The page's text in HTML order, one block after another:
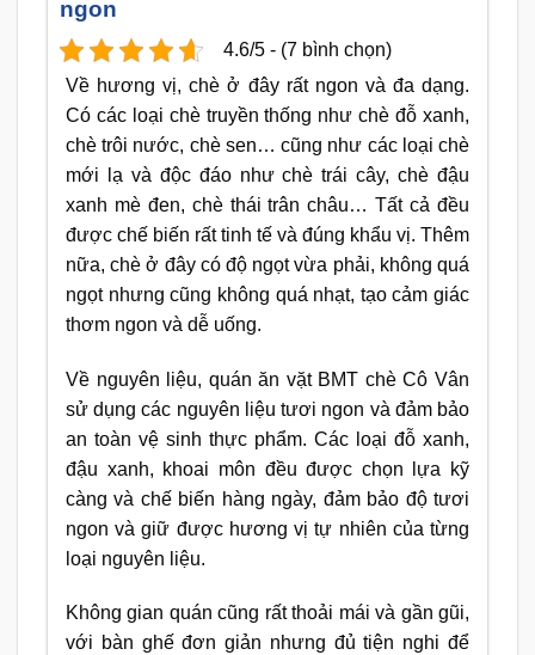
ngon
4.6/5 - (7 bình chọn)
Về hương vị, chè ở đây rất ngon và đa dạng.
Có các loại chè truyền thống như chè đỗ xanh,
chè trôi nước, chè sen… cũng như các loại chè
mới lạ và độc đáo như chè trái cây, chè đậu
xanh mè đen, chè thái trân châu… Tất cả đều
được chế biến rất tinh tế và đúng khẩu vị. Thêm
nữa, chè ở đây có độ ngọt vừa phải, không quá
ngọt nhưng cũng không quá nhạt, tạo cảm giác
thơm ngon và dễ uống.
Về nguyên liệu, quán ăn vặt BMT chè Cô Vân
sử dụng các nguyên liệu tươi ngon và đảm bảo
an toàn vệ sinh thực phẩm. Các loại đỗ xanh,
đậu xanh, khoai môn đều được chọn lựa kỹ
càng và chế biến hàng ngày, đảm bảo độ tươi
ngon và giữ được hương vị tự nhiên của từng
loại nguyên liệu.
Không gian quán cũng rất thoải mái và gần gũi,
với bàn ghế đơn giản nhưng đủ tiện nghi để